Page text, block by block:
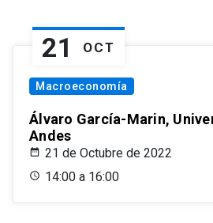
21 OCT
Macroeconomía
Álvaro García-Marin,
Andes
21 de Octubre de 2022
14:00 a 16:00